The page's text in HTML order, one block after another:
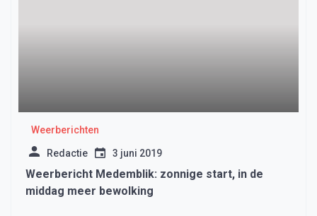
Weerberichten
Redactie 3 juni 2019
Weerbericht Medemblik: zonnige start, in de
middag meer bewolking